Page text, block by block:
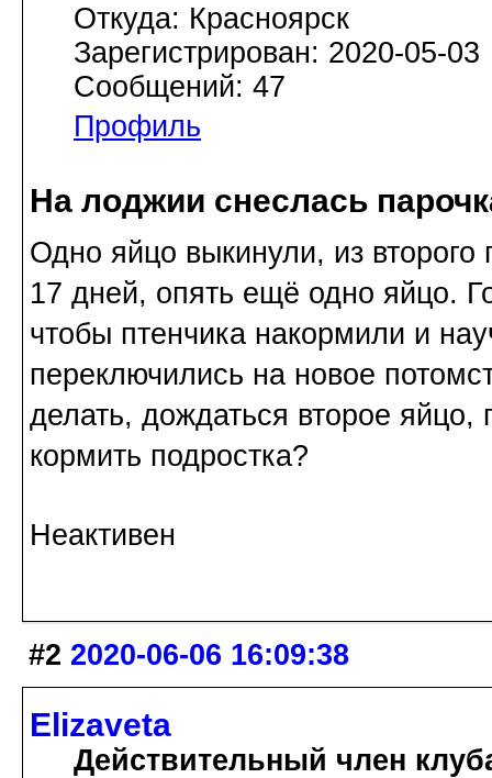
Откуда: Красноярск
Зарегистрирован: 2020-05-03
Сообщений: 47
Профиль
На лоджии снеслась
Одно яйцо выкинули, из
17 дней, опять ещё одно яйцо.
чтобы птенчика накормили и
переключились на новое
делать, дождаться второе
кормить подростка?
Неактивен
#2 2020-06-06 16:09:38
Elizaveta
Действительный член